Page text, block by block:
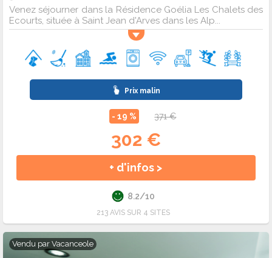
Venez séjourner dans la Résidence Goélia Les Chalets des
Ecourts, située à Saint Jean d'Arves dans les Alp...
Prix malin
- 19 % 371 €
302 €
+ d'infos >
8.2/10
213 AVIS SUR 4 SITES
Vendu par Vacanceole